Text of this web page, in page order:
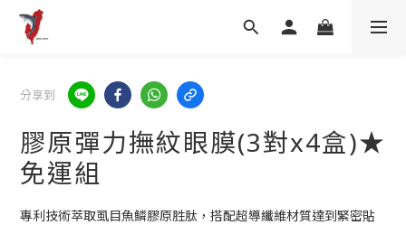
分享到
膠原彈力撫紋眼膜(3對x4盒)★
免運組
專利技術萃取虱目魚鱗膠原胜肽，搭配超導纖維材質達到緊密貼